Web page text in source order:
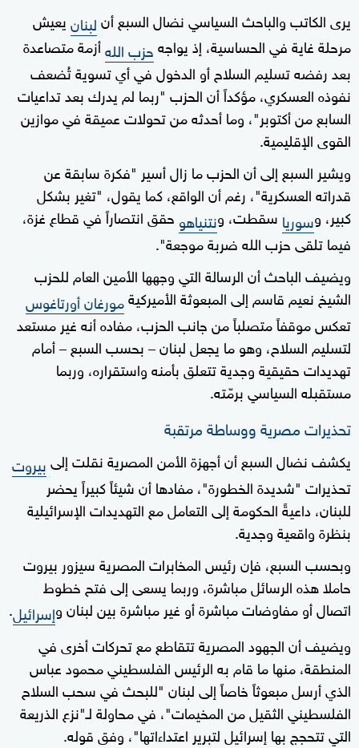
يرى الكاتب والباحث السياسي نضال السبع أنلبنانيعيش
مرحلة غاية في الحساسية، إذ يواجهحزب اللهأزمة متصاعدة
بعد رفضه تسليم السلاح أو الدخول في أي تسوية تُضعف
نفوذه العسكري، مؤكداً أن الحزب "ربما لم يدرك بعد تداعيات
السابع من أكتوبر"، وما أحدثه من تحولات عميقة في موازين
القوى الإقليمية.
ويشير السبع إلى أن الحزب ما زال أسير "فكرة سابقة عن
قدراته العسكرية"، رغم أن الواقع، كما يقول، "تغير بشكل
كبير، وسوريا سقطت، ونتنياهو حقق انتصاراً في قطاع غزة،
فيما تلقى حزب الله ضربة موجعة".
ويضيف الباحث أن الرسالة التي وجهها الأمين العام للحزب
الشيخ نعيم قاسم إلى المبعوثة الأميركيةمورغان أورتاغوس
تعكس موقفاً متصلباً من جانب الحزب، مفاده أنه غير مستعد
لتسليم السلاح، وهو ما يجعل لبنان – بحسب السبع – أمام
تهديدات حقيقية وجدية تتعلق بأمنه واستقراره، وربما
مستقبله السياسي برمّته.
تحذيرات مصرية ووساطة مرتقبة
يكشف نضال السبع أن أجهزة الأمن المصرية نقلت إلىبيروت
تحذيرات "شديدة الخطورة"، مفادها أن شيئاً كبيراً يحضر
للبنان، داعيةً الحكومة إلى التعامل مع التهديدات الإسرائيلية
بنظرة واقعية وجدية.
وبحسب السبع، فإن رئيس المخابرات المصرية سيزور بيروت
حاملا هذه الرسائل مباشرة، وربما يسعى إلى فتح خطوط
اتصال أو مفاوضات مباشرة أو غير مباشرة بين لبنان وإسرائيل.
ويضيف أن الجهود المصرية تتقاطع مع تحركات أخرى في
المنطقة، منها ما قام به الرئيس الفلسطيني محمود عباس
الذي أرسل مبعوثاً خاصاً إلى لبنان "للبحث في سحب السلاح
الفلسطيني الثقيل من المخيمات"، في محاولة لـ"نزع الذريعة
التي تتحجج بها إسرائيل لتبرير اعتداءاتها"، وفق قوله.